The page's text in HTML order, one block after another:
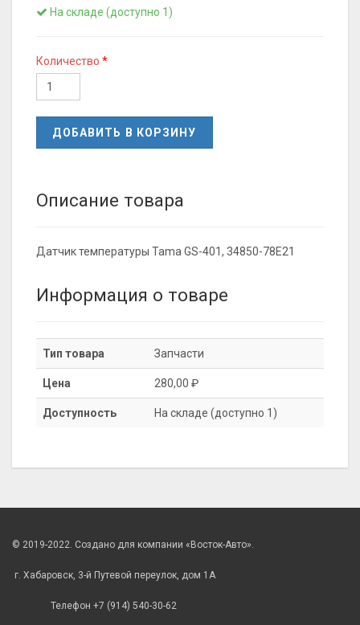
На складе (доступно 1)
Количество
ДОБАВИТЬ В КОРЗИНУ
Описание товара
Датчик температуры Tama GS-401, 34850-78E21
Информация о товаре
Тип товара Запчасти
Цена 280,00 ₽
Доступность На складе (доступно 1)
© 2019-2022. Создано для компании «Восток-Авто».
г. Хабаровск, 3-й Путевой переулок, дом 1А
Телефон +7 (914) 540-30-62